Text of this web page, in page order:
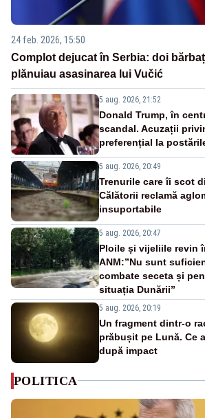
24 feb. 2026, 15:50
Complot dejucat în Serbia: doi
plănuiau asasinarea lui Vučić
5 aug. 2026, 21:52
Donald Trump, în
scandal. Acuzații
preferențial la
5 aug. 2026, 20:49
Trenurile care îi scot
Călătorii reclamă
insuportabile
5 aug. 2026, 20:47
Ploile și vijeliile revin
ANM:”Nu sunt
combate seceta și
situația Dunării”
5 aug. 2026, 20:19
Un fragment dintr-o
prăbușit pe Lună. Ce
după impact
POLITICA